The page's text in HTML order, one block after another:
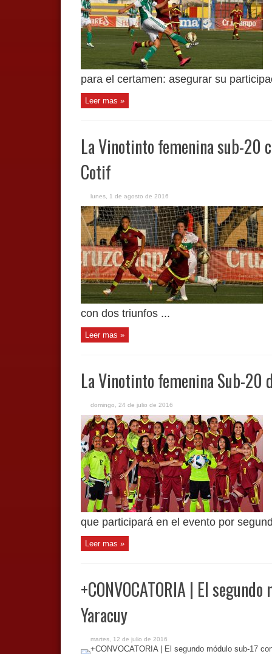
para el certamen: asegurar su
Leer mas »
La Vinotinto femenina sub-20
Cotif
lunes, 1 de agosto de 2016
con dos triunfos ...
Leer mas »
La Vinotinto femenina Sub-
domingo, 24 de julio de 2016
que participará en el evento por
Leer mas »
+CONVOCATORIA | El
Yaracuy
martes, 12 de julio de 2016